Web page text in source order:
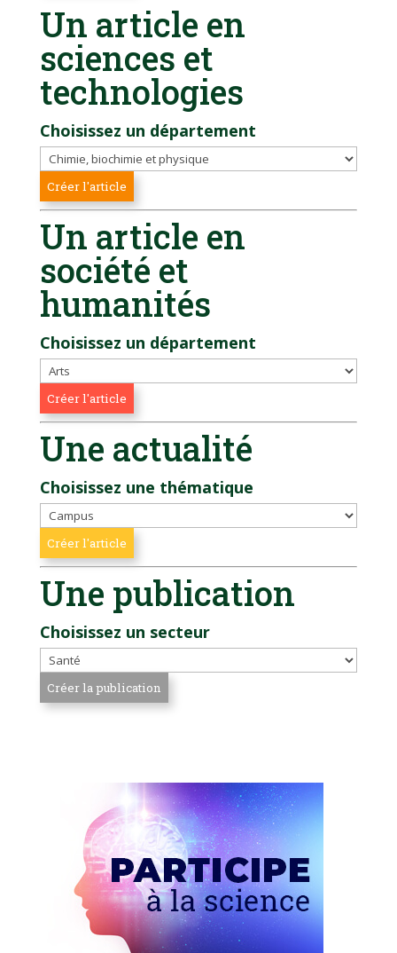
Un article en
sciences et
technologies
Choisissez un département
Un article en
société et
humanités
Choisissez un département
Une actualité
Choisissez une thématique
Une publication
Choisissez un secteur